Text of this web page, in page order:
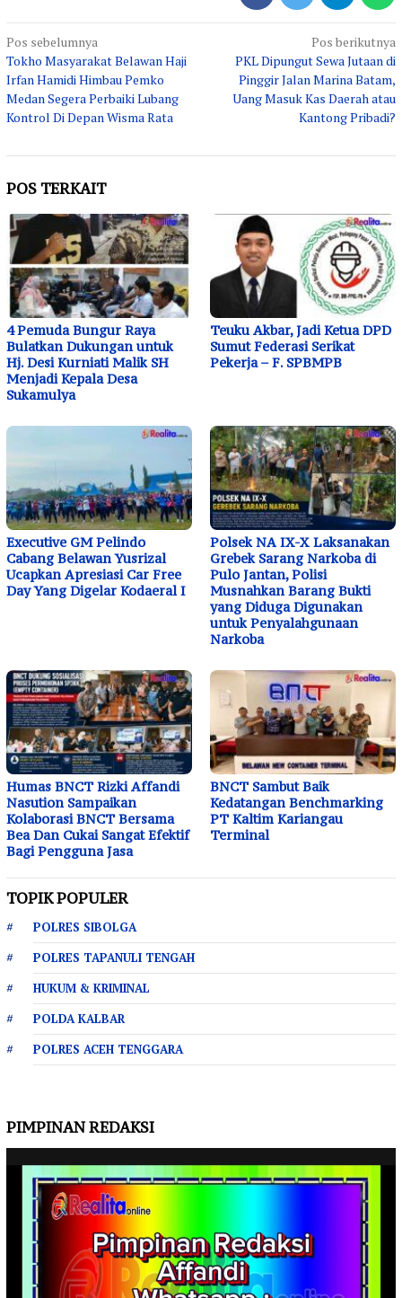
Navigasi
pos
Pos sebelumnya
Tokho Masyarakat Belawan Haji
Irfan Hamidi Himbau Pemko
Medan Segera Perbaiki Lubang
Kontrol Di Depan Wisma Rata
Pos berikutnya
PKL Dipungut Sewa Jutaan di
Pinggir Jalan Marina Batam,
Uang Masuk Kas Daerah atau
Kantong Pribadi?
POS TERKAIT
4 Pemuda Bungur Raya
Bulatkan Dukungan untuk
Hj. Desi Kurniati Malik SH
Menjadi Kepala Desa
Sukamulya
Teuku Akbar, Jadi Ketua DPD
Sumut Federasi Serikat
Pekerja – F. SPBMPB
Executive GM Pelindo
Cabang Belawan Yusrizal
Ucapkan Apresiasi Car Free
Day Yang Digelar Kodaeral I
Polsek NA IX-X Laksanakan
Grebek Sarang Narkoba di
Pulo Jantan, Polisi
Musnahkan Barang Bukti
yang Diduga Digunakan
untuk Penyalahgunaan
Narkoba
Humas BNCT Rizki Affandi
Nasution Sampaikan
Kolaborasi BNCT Bersama
Bea Dan Cukai Sangat Efektif
Bagi Pengguna Jasa
BNCT Sambut Baik
Kedatangan Benchmarking
PT Kaltim Kariangau
Terminal
TOPIK POPULER
POLRES SIBOLGA
POLRES TAPANULI TENGAH
HUKUM & KRIMINAL
POLDA KALBAR
POLRES ACEH TENGGARA
PIMPINAN REDAKSI